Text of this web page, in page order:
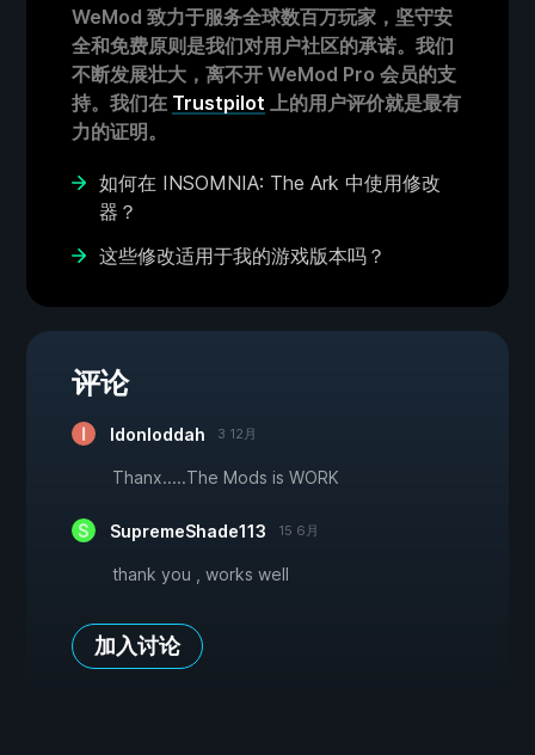
WeMod 致力于服务全球数百万玩家，坚守安
全和免费原则是我们对用户社区的承诺。我们
不断发展壮大，离不开 WeMod Pro 会员的支
持。我们在 Trustpilot 上的用户评价就是最有
力的证明。
如何在 INSOMNIA: The Ark 中使用修改
器？
这些修改适用于我的游戏版本吗？
评论
Idonloddah 3 12月
Thanx.....The Mods is WORK
SupremeShade113 15 6月
thank you , works well
加入讨论